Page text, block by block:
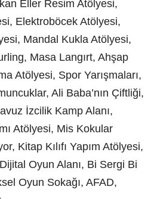
Eller Resim Atölyesi,
Elektroböcek Atölyesi,
Mandal Kukla Atölyesi,
Masa Langırt, Ahşap
Atölyesi, Spor Yarışmaları,
Ali Baba’nın Çiftliği,
İzcilik Kamp Alanı,
Atölyesi, Mis Kokular
Kitap Kılıfı Yapım Atölyesi,
Oyun Alanı, Bi Sergi Bi
Oyun Sokağı, AFAD,